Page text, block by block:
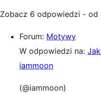
Zobacz 6 odpowiedzi - od
Forum: Motywy
W odpowiedzi na:
iammoon
(@iammoon)